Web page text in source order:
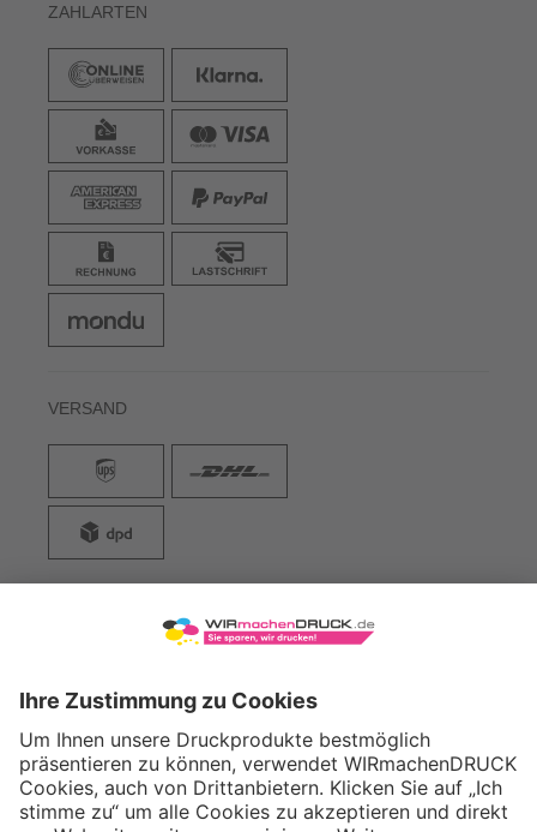
ZAHLARTEN
VERSAND
WIRmachenDRUCK GmbH
71522 Backnang
Tel.: +49 (0) 711 995 982 - 20
Fax: +49 (0) 711 995 982 - 21